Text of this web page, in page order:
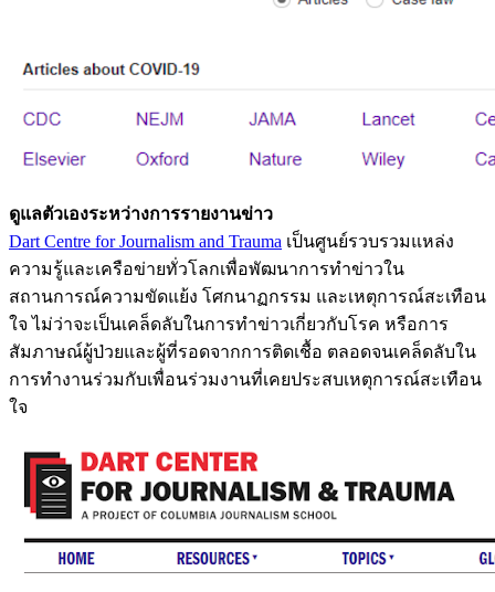
ดูแลตัวเองระหว่างการรายงานข่าว
Dart Centre for Journalism and Trauma เป็นศูนย์รวบรวมแหล่ง
ความรู้และเครือข่ายทั่วโลกเพื่อพัฒนาการทำข่าวใน
สถานการณ์ความขัดแย้ง โศกนาฏกรรม และเหตุการณ์สะเทือน
ใจ ไม่ว่าจะเป็นเคล็ดลับในการทำข่าวเกี่ยวกับโรค หรือการ
สัมภาษณ์ผู้ป่วยและผู้ที่รอดจากการติดเชื้อ ตลอดจนเคล็ดลับใน
การทำงานร่วมกับเพื่อนร่วมงานที่เคยประสบเหตุการณ์สะเทือน
ใจ